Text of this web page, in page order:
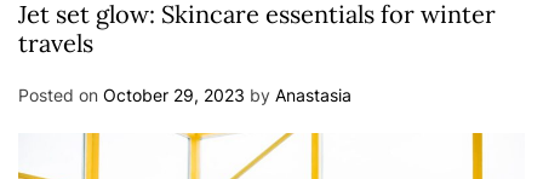
Jet set glow: Skincare essentials for winter
travels
Posted on October 29, 2023 by Anastasia